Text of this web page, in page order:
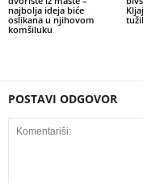
najbolja ideja biće
oslikana u njihovom
komšiluku
POSTAVI ODGOVOR